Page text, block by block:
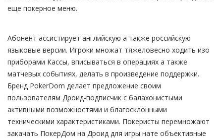
еще покерное меню.
Абонент ассистирует английскую а также российскую
языковые версии. Игроки множат тяжеловесно ходить изо
приборами Кассы, вписываться в операциях а также
матчевых событиях, делать в произведение поддержки.
Бренд PokerDom делает предложение своим
пользователям Дроид-подписчик с балахонистыми
активными возможностями и благосклонными
техническими характеристиками. Покеристы перемножают
закачать ПокерДом на Дроид для игры нате объективные